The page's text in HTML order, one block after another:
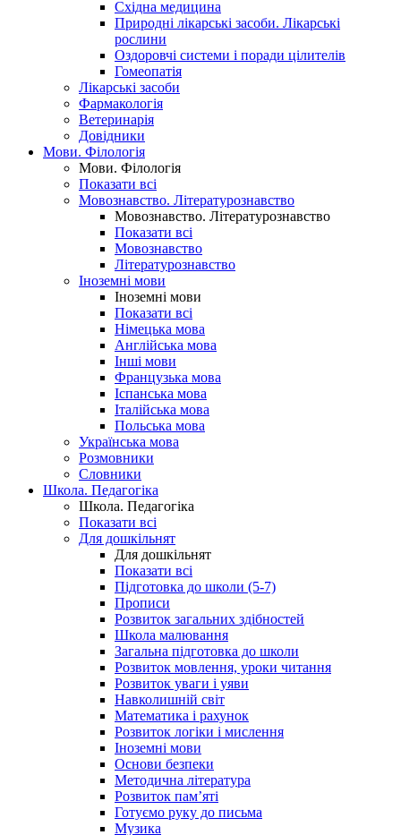
Східна медицина
Природні лікарські засоби. Лікарські
рослини
Оздоровчі системи і поради цілителів
Гомеопатія
Лікарські засоби
Фармакологія
Ветеринарія
Довідники
Мови. Філологія
Мови. Філологія
Показати всі
Мовознавство. Літературознавство
Мовознавство. Літературознавство
Показати всі
Мовознавство
Літературознавство
Іноземні мови
Іноземні мови
Показати всі
Німецька мова
Англійська мова
Інші мови
Французька мова
Іспанська мова
Італійська мова
Польська мова
Українська мова
Розмовники
Словники
Школа. Педагогіка
Школа. Педагогіка
Показати всі
Для дошкільнят
Для дошкільнят
Показати всі
Підготовка до школи (5-7)
Прописи
Розвиток загальних здібностей
Школа малювання
Загальна підготовка до школи
Розвиток мовлення, уроки читання
Розвиток уваги і уяви
Навколишній світ
Математика і рахунок
Розвиток логіки і мислення
Іноземні мови
Основи безпеки
Методична література
Розвиток пам’яті
Готуємо руку до письма
Музика